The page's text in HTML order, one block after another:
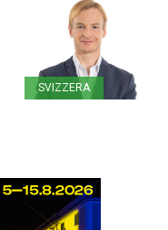
SVIZZERA